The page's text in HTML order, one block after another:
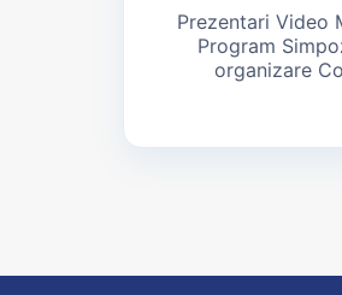
Prezentari Video
Program
organizare